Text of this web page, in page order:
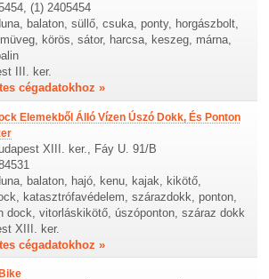
(1) 2405454
balaton, süllő, csuka, ponty, horgászbolt,
körös, sátor, harcsa, keszeg, márna,
III. ker.
cégadatokhoz »
Elemekből Álló Vízen Úszó Dokk, És Ponton
XIII. ker., Fáy U. 91/B
balaton, hajó, kenu, kajak, kikötő,
katasztrófavédelem, szárazdokk, ponton,
dock, vitorláskikötő, úszóponton, száraz dokk
XIII. ker.
cégadatokhoz »